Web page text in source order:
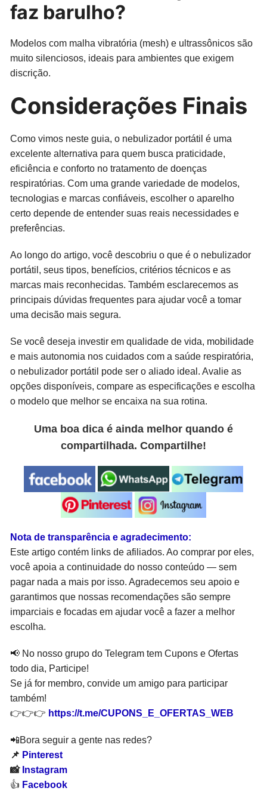
faz barulho?
Modelos com malha vibratória (mesh) e ultrassônicos são
muito silenciosos, ideais para ambientes que exigem
discrição.
Considerações Finais
Como vimos neste guia, o nebulizador portátil é uma
excelente alternativa para quem busca praticidade,
eficiência e conforto no tratamento de doenças
respiratórias. Com uma grande variedade de modelos,
tecnologias e marcas confiáveis, escolher o aparelho
certo depende de entender suas reais necessidades e
preferências.
Ao longo do artigo, você descobriu o que é o nebulizador
portátil, seus tipos, benefícios, critérios técnicos e as
marcas mais reconhecidas. Também esclarecemos as
principais dúvidas frequentes para ajudar você a tomar
uma decisão mais segura.
Se você deseja investir em qualidade de vida, mobilidade
e mais autonomia nos cuidados com a saúde respiratória,
o nebulizador portátil pode ser o aliado ideal. Avalie as
opções disponíveis, compare as especificações e escolha
o modelo que melhor se encaixa na sua rotina.
Uma boa dica é ainda melhor quando é
compartilhada. Compartilhe!
Nota de transparência e agradecimento:
Este artigo contém links de afiliados. Ao comprar por eles,
você apoia a continuidade do nosso conteúdo — sem
pagar nada a mais por isso. Agradecemos seu apoio e
garantimos que nossas recomendações são sempre
imparciais e focadas em ajudar você a fazer a melhor
escolha.
📢 No nosso grupo do Telegram tem Cupons e Ofertas
todo dia, Participe!
Se já for membro, convide um amigo para participar
também!
👉👉👉 https://t.me/CUPONS_E_OFERTAS_WEB
📲Bora seguir a gente nas redes?
📌 Pinterest
📸Instagram
👍 Facebook